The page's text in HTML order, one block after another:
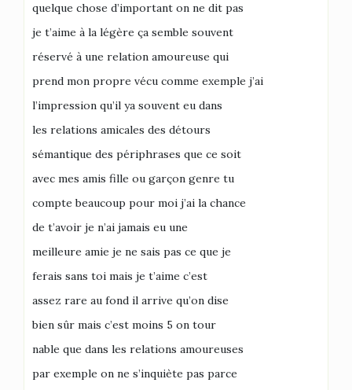
quelque chose d’important on ne dit pas
je t’aime à la légère ça semble souvent
réservé à une relation amoureuse qui
prend mon propre vécu comme exemple j’ai
l’impression qu’il ya souvent eu dans
les relations amicales des détours
sémantique des périphrases que ce soit
avec mes amis fille ou garçon genre tu
compte beaucoup pour moi j’ai la chance
de t’avoir je n’ai jamais eu une
meilleure amie je ne sais pas ce que je
ferais sans toi mais je t’aime c’est
assez rare au fond il arrive qu’on dise
bien sûr mais c’est moins 5 on tour
nable que dans les relations amoureuses
par exemple on ne s’inquiète pas parce